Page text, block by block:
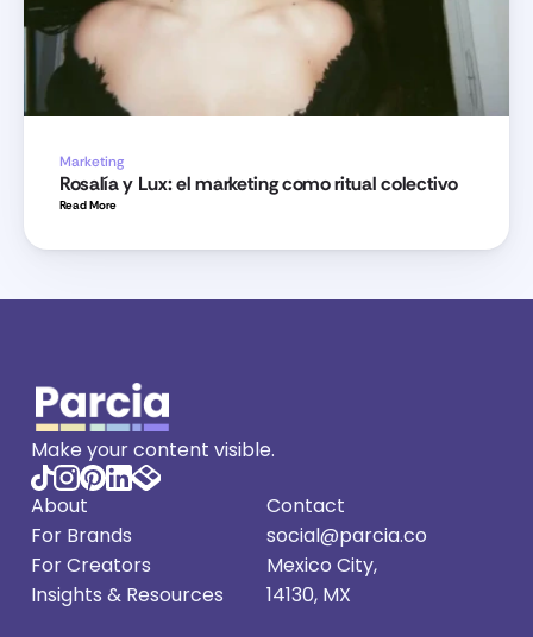
Marketing
Rosalía y Lux: el marketing como ritual colectivo
Read More
Make your content visible.
About
For Brands
For Creators
Insights & Resources
Contact
social@parcia.co
Mexico City,
14130, MX